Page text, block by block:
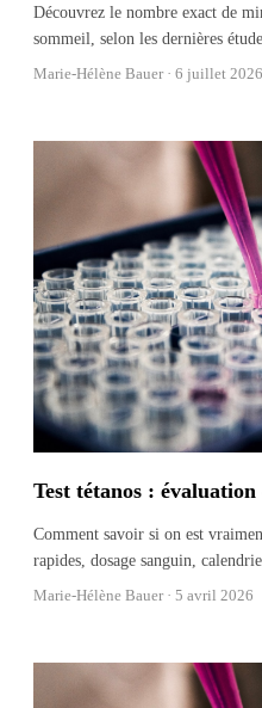
Découvrez le nombre exact de
sommeil, selon les dernières
Marie-Hélène Bauer · 6 juillet 2026
Test tétanos :
Comment savoir si on est
rapides, dosage sanguin,
Marie-Hélène Bauer · 5 avril 2026